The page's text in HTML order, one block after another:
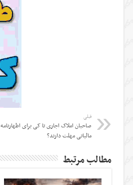
قبلی
صاحبان املاک اجاری تا کی برای اظهارنامه
مالیاتی مهلت‌ دارند؟
مطالب مرتبط